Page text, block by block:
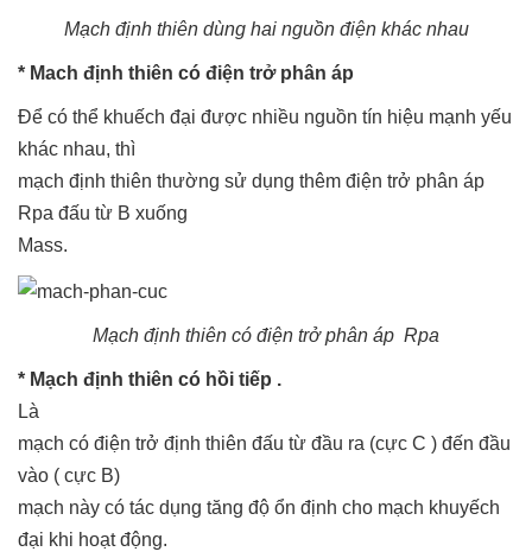
Mạch định thiên dùng hai nguồn điện khác nhau
* Mach định thiên có điện trở phân áp
Để có thể khuếch đại được nhiều nguồn tín hiệu mạnh yếu
khác nhau, thì
mạch định thiên thường sử dụng thêm điện trở phân áp
Rpa đấu từ B xuống
Mass.
Mạch định thiên có điện trở phân áp Rpa
* Mạch định thiên có hồi tiếp .
Là
mạch có điện trở định thiên đấu từ đầu ra (cực C ) đến đầu
vào ( cực B)
mạch này có tác dụng tăng độ ổn định cho mạch khuyếch
đại khi hoạt động.